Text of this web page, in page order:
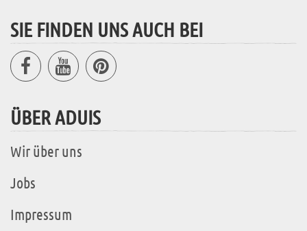
SIE FINDEN UNS AUCH BEI
ÜBER ADUIS
Wir über uns
Jobs
Impressum